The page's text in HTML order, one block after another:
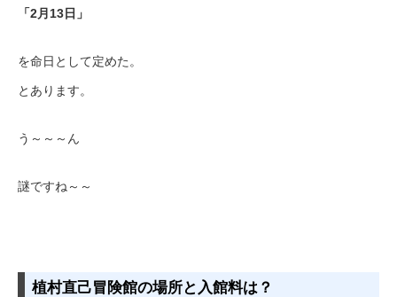
「2月13日」
を命日として定めた。
とあります。
う～～～ん
謎ですね～～
植村直己冒険館の場所と入館料は？